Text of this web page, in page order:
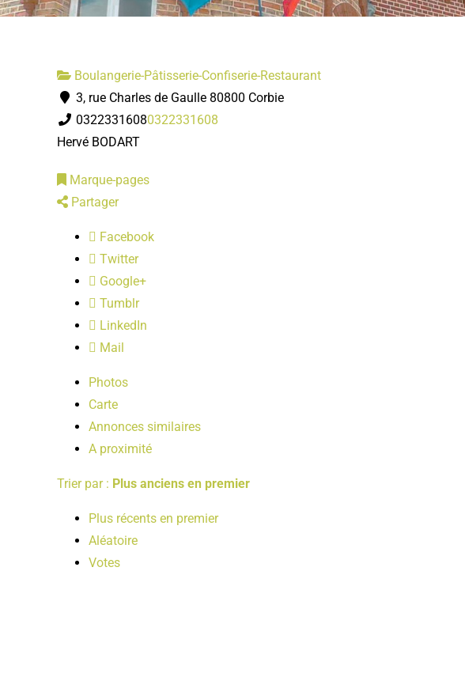
Boulangerie-Pâtisserie-Confiserie-Restaurant
3, rue Charles de Gaulle 80800 Corbie
03223316080322331608
Hervé BODART
Marque-pages
Partager
Facebook
Twitter
Google+
Tumblr
LinkedIn
Mail
Photos
Carte
Annonces similaires
A proximité
Trier par : Plus anciens en premier
Plus récents en premier
Aléatoire
Votes